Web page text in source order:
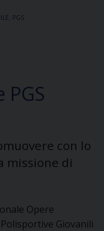
PGS
PGS
con lo
missione di
Opere
Giovanili